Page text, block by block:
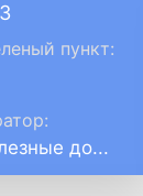
пункт:
до...